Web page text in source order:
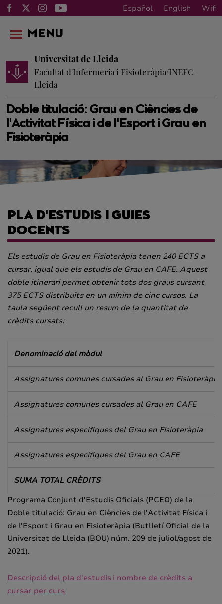
Español English Wifi
Doble titulació: Grau en Ciències de
l'Activitat Física i de l'Esport i Grau en
Fisioteràpia
Universitat de Lleida
Facultat d'Infermeria i Fisioteràpia/INEFC-
Lleida
MENU
PLA D'ESTUDIS I GUIES
DOCENTS
Els estudis de Grau en Fisioteràpia tenen 240 ECTS a
cursar, igual que els estudis de Grau en CAFE. Aquest
doble itinerari permet obtenir tots dos graus cursant
375 ECTS distribuïts en un mínim de cinc cursos. La
taula següent recull un resum de la quantitat de
crèdits cursats:
Denominació del mòdul
Assignatures comunes cursades al Grau en Fisioteràpia
Assignatures comunes cursades al Grau en CAFE
Assignatures especifiques del Grau en Fisioteràpia
Assignatures especifiques del Grau en CAFE
SUMA TOTAL CRÈDITS
Programa Conjunt d'Estudis Oficials (PCEO) de la
Doble titulació: Grau en Ciències de l'Activitat Física i
de l'Esport i Grau en Fisioteràpia (Butlletí Oficial de la
Universitat de Lleida (BOU) núm. 209 de juliol/agost de
2021).
Descripció del pla d'estudis i nombre de crèdits a
cursar per curs